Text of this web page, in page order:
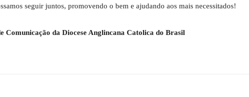
seguir juntos, promovendo o bem e ajudando aos mais necessitados!
Comunicação da Diocese Anglincana Catolica do Brasil